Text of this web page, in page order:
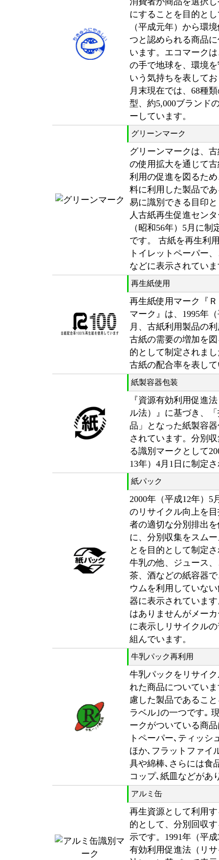
にすることを目的と
（平成元年）から環
つと認められる商品
います。エコマーク
の手で地球を、環境
いう気持ちを表してお
月末現在では、68種
型、約5,000ブランド
ーしています。
グリーンマーク
グリーンマークは、
の使用拡大を通じて
利用の促進を図るた
料に利用した製品で
易に識別できる目印
人古紙再生促進セン
（昭和56年）5月に制
です。 古紙を再生利
トイレットペーパー
などに表示されてい
再生紙使用
再生紙使用マーク『
マーク』は、1995年
月、古紙利用製品の
古紙の需要の増加を
的として制定されま
古紙の配合率を表し
紙製容器包装
『資源有効利用促進
ル法）』に基づき、
品」となった紙製容
されています。分別
る識別マークとして
13年）4月1日に制定
紙パック
2000年（平成12年）5
のリサイクル向上を
者の適切な分別排出
に、分別収集をスム
とを目的として制定
牛乳の他、ジュース
茶、酒などの紙容器
ウムを利用していな
器に表示されていま
はありませんがメー
に表示しリサイクル
組んでいます。
牛乳パック再利用
牛乳パックをリサイ
れた商品についてい
慮した製品であるこ
ラベル｣の一つです｡
ークがついている商
トペーパー､ティッシ
ほか､フラットファイ
具や綿棒､さらには食
コップ､紙皿などがあ
アルミ缶
再生資源として利用
的として、分別回収
示です。1991年（平
有効利用促進法（リ